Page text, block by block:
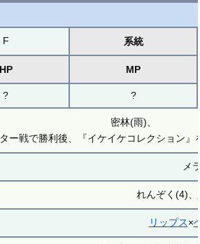
F 系統
HP MP
? ?
密林(雨)、
ー戦で勝利後、『イケイケコレクション』
メ
れんぞく(4)、
リップス×